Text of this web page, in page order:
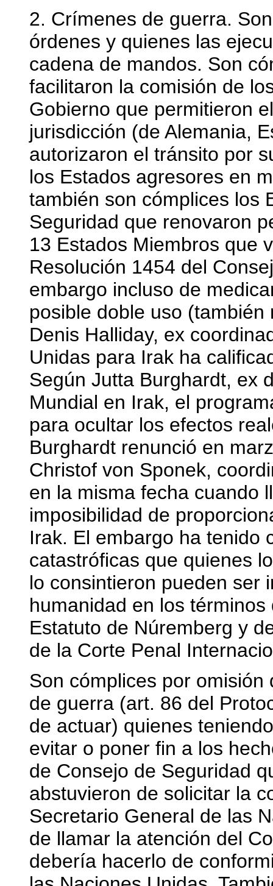
2. Crímenes de guerra.
órdenes y quienes las
cadena de mandos. Son
facilitaron la comisión de
Gobierno que permitieron
jurisdicción (de Alemania,
autorizaron el tránsito por
los Estados agresores en
también son cómplices los
Seguridad que renovaron
13 Estados Miembros que
Resolución 1454 del
embargo incluso de
posible doble uso
Denis Halliday, ex
Unidas para Irak ha
Según Jutta Burghardt, ex
Mundial en Irak, el
para ocultar los efectos
Burghardt renunció en
Christof von Sponek,
en la misma fecha cuando
imposibilidad de
Irak. El embargo ha tenido
catastróficas que quienes
lo consintieron pueden ser
humanidad en los
Estatuto de Núremberg y
de la Corte Penal
Son cómplices por
de guerra (art. 86 del
de actuar) quienes
evitar o poner fin a los
de Consejo de Seguridad
abstuvieron de solicitar la
Secretario General de las
de llamar la atención del
debería hacerlo de